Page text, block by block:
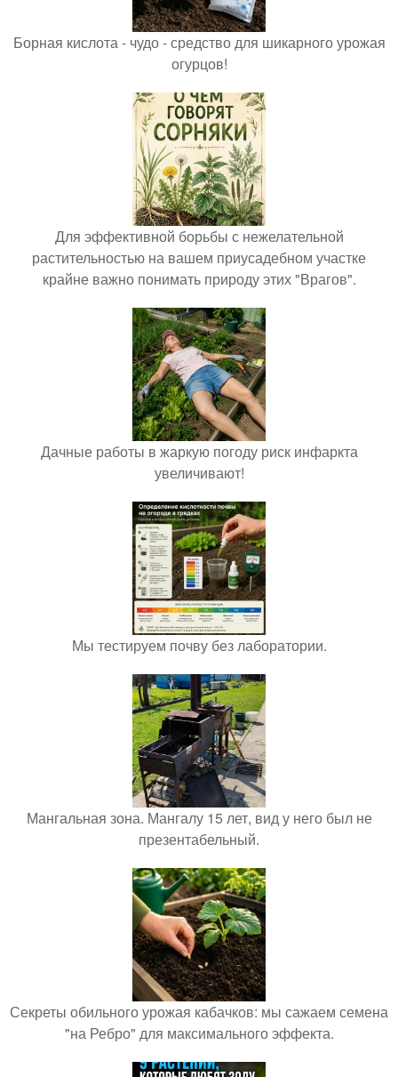
Борная кислота - чудо - средство для шикарного урожая
огурцов!
Для эффективной борьбы с нежелательной
растительностью на вашем приусадебном участке
крайне важно понимать природу этих "Врагов".
Дачные работы в жаркую погоду риск инфаркта
увеличивают!
Мы тестируем почву без лаборатории.
Мангальная зона. Мангалу 15 лет, вид у него был не
презентабельный.
Секреты обильного урожая кабачков: мы сажаем семена
"на Ребро" для максимального эффекта.